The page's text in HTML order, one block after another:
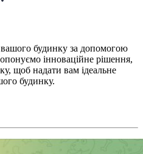
вашого будинку за допомогою
інноваційне рішення,
щоб надати вам ідеальне
будинку.